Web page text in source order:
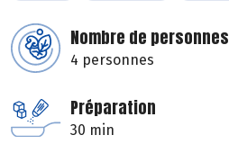
Nombre de personnes
4 personnes
Préparation
30 min